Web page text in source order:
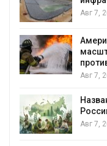
Авг 7,
Авг 7,
Авг 7,